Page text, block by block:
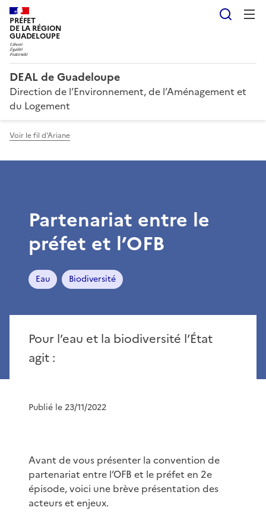
PRÉFET
DE LA RÉGION
GUADELOUPE
DEAL de Guadeloupe
Direction de l’Environnement, de l’Aménagement et
du Logement
Voir le fil d'Ariane
Partenariat entre le
préfet et l’OFB
Eau Biodiversité
Pour l’eau et la biodiversité l’État
agit :
Publié le 23/11/2022
Avant de vous présenter la convention de
partenariat entre l’OFB et le préfet en 2e
épisode, voici une brève présentation des
acteurs et enjeux.